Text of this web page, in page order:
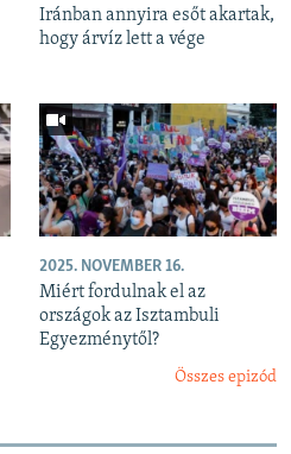
Iránban annyira esőt akartak,
hogy árvíz lett a vége
2025. NOVEMBER 16.
Miért fordulnak el az
országok az Isztambuli
Egyezménytől?
Összes epizód